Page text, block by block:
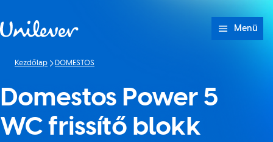
Menü
Kezdőlap DOMESTOS
Domestos Power 5
WC frissítő blokk